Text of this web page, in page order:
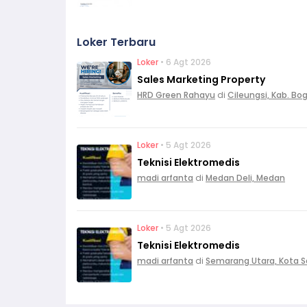
Loker Terbaru
Loker • 6 Agt 2026
Sales Marketing Property
HRD Green Rahayu di Cileungsi, Kab.
Loker • 5 Agt 2026
Teknisi Elektromedis
madi arfanta di Medan Deli, Medan
Loker • 5 Agt 2026
Teknisi Elektromedis
madi arfanta di Semarang Utara, Kota